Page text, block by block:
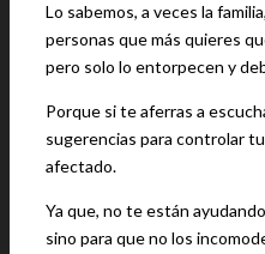
Lo sabemos, a veces la
personas que más quieres
pero solo lo entorpecen y
Porque si te aferras a
sugerencias para controlar
afectado.
Ya que, no te están
sino para que no los